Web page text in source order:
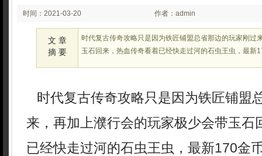
时间：2021-03-20
00:02:53
作者：admin
文 章
摘 要
时代复古传奇攻略只是因为铁匠铺盟总省那边的玩家刚过
玉石回来，热血传奇看着已经快走过河的石虫王虫，最新
时代复古传奇攻略只是因为铁匠铺盟
来，再加上濮行会的玩家极少会带玉石
已经快走过河的石虫王虫，最新170金